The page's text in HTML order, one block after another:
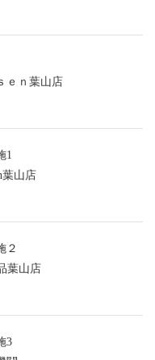
ｅｎ葉山店
1
葉山店
２
葉山店
3